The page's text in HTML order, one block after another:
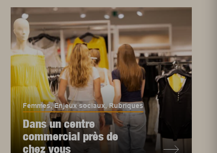
Femmes,Enjeux sociaux,Rubriques
Dans un centre
commercial près de
chez vous